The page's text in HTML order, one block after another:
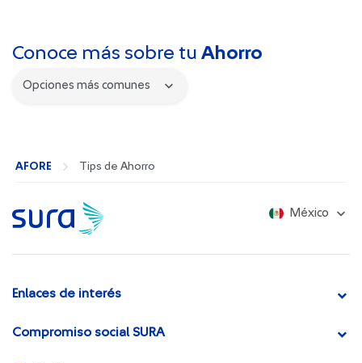
Conoce más sobre tu Ahorro
Opciones más comunes
AFORE Tips de Ahorro
México
Enlaces de interés
Compromiso social SURA